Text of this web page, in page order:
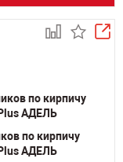
по кирпичу
АДЕЛЬ